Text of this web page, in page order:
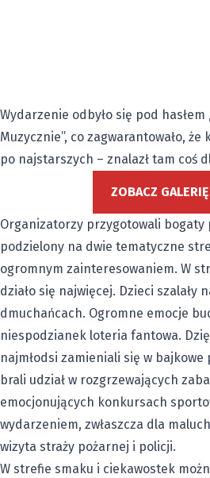
Wydarzenie odbyło się pod
Muzycznie”, co zagwarantowało,
po najstarszych – znalazł tam coś
ZOBACZ GALERIĘ
Organizatorzy przygotowali bogaty
podzielony na dwie tematyczne
ogromnym zainteresowaniem. W
działo się najwięcej. Dzieci szalały
dmuchańcach. Ogromne emocje
niespodzianek loteria fantowa.
najmłodsi zamieniali się w
brali udział w rozgrzewających
emocjonujących konkursach
wydarzeniem, zwłaszcza dla
wizyta straży pożarnej i policji.
W strefie smaku i ciekawostek